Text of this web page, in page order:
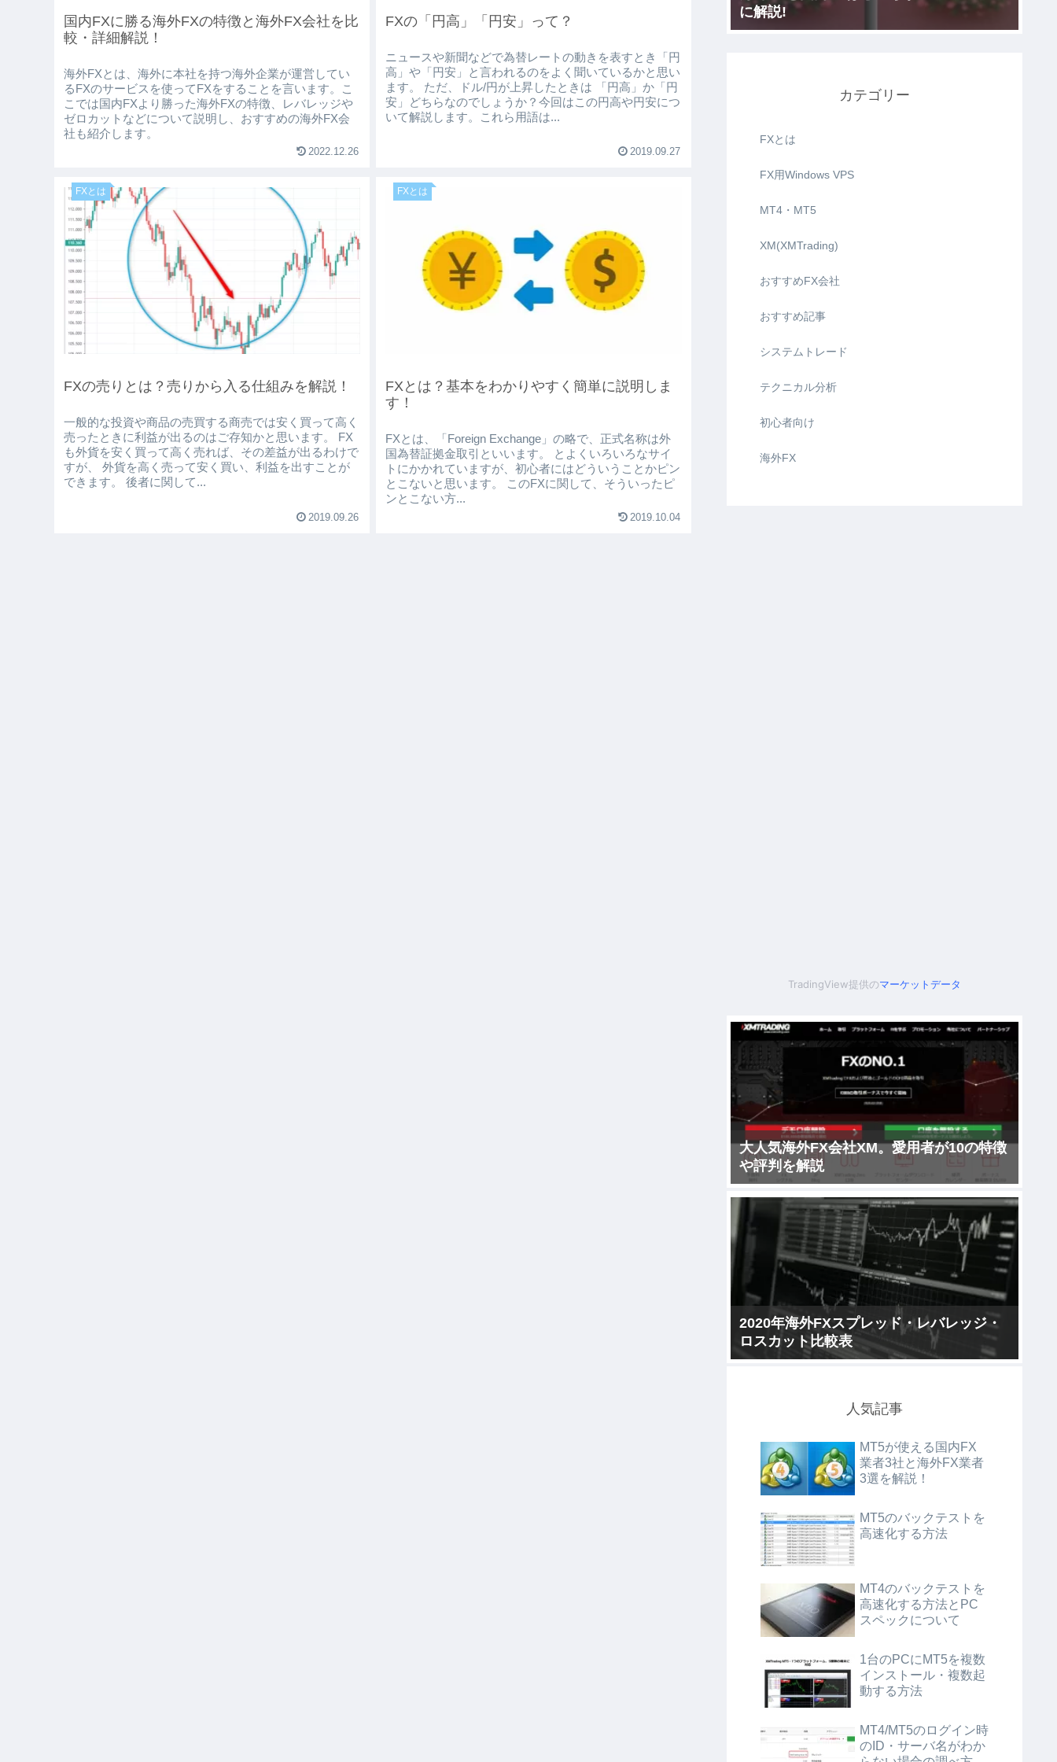
国内FXに勝る海外FXの特徴と海外FX会社を比
較・詳細解説！
海外FXとは、海外に本社を持つ海外企業が運営してい
るFXのサービスを使ってFXをすることを言います。こ
こでは国内FXより勝った海外FXの特徴、レバレッジや
ゼロカットなどについて説明し、おすすめの海外FX会
社も紹介します。
2022.12.26
FXの「円高」「円安」って？
ニュースや新聞などで為替レートの動きを表すとき「円
高」や「円安」と言われるのをよく聞いているかと思い
ます。 ただ、ドル/円が上昇したときは 「円高」か「円
安」どちらなのでしょうか？今回はこの円高や円安につ
いて解説します。これら用語は...
2019.09.27
FXとは
FXの売りとは？売りから入る仕組みを解説！
一般的な投資や商品の売買する商売では安く買って高く
売ったときに利益が出るのはご存知かと思います。 FX
も外貨を安く買って高く売れば、その差益が出るわけで
すが、 外貨を高く売って安く買い、利益を出すことが
できます。 後者に関して...
2019.09.26
FXとは
FXとは？基本をわかりやすく簡単に説明しま
す！
FXとは、「Foreign Exchange」の略で、正式名称は外
国為替証拠金取引といいます。 とよくいろいろなサイ
トにかかれていますが、初心者にはどういうことかピン
とこないと思います。 このFXに関して、そういったピ
ンとこない方...
2019.10.04
に解説!
カテゴリー
FXとは
FX用Windows VPS
MT4・MT5
XM(XMTrading)
おすすめFX会社
おすすめ記事
システムトレード
テクニカル分析
初心者向け
海外FX
TradingView提供のマーケットデータ
大人気海外FX会社XM。愛用者が10の特徴
や評判を解説
2020年海外FXスプレッド・レバレッジ・
ロスカット比較表
人気記事
MT5が使える国内FX
業者3社と海外FX業者
3選を解説！
MT5のバックテストを
高速化する方法
MT4のバックテストを
高速化する方法とPC
スペックについて
1台のPCにMT5を複数
インストール・複数起
動する方法
MT4/MT5のログイン時
のID・サーバ名がわか